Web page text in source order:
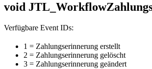
void
Verfügbare Event IDs:
1 = Zahlungserinnerung erstellt
2 = Zahlungserinnerung gelöscht
3 = Zahlungserinnerung geändert